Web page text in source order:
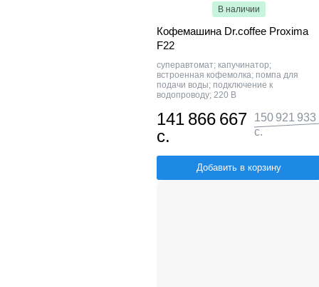
В наличии
Кофемашина Dr.coffee Proxima
F22
суперавтомат; капучинатор;
встроенная кофемолка; помпа для
подачи воды; подключение к
водопроводу; 220 В
141 866 667
с.
150 921 933
с.
Добавить в корзину